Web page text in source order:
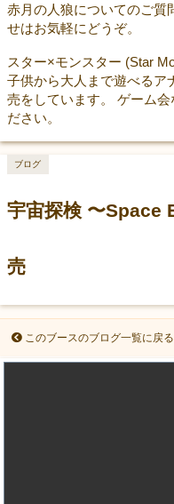
赤月の人狼についてのご質
せはお気軽にどうぞ。
スター×モンスター (Star
子供から大人まで遊べるア
売をしています。 ゲーム
ださい。
宇宙探検 〜Space
売
ブログ
このブースのブログ一覧に戻る